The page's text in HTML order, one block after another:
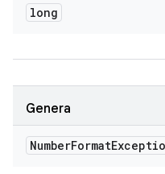
long
Genera
NumberFormat